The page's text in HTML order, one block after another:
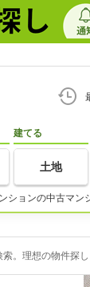
建てる
土地
ションの中古マン
。理想の物件探